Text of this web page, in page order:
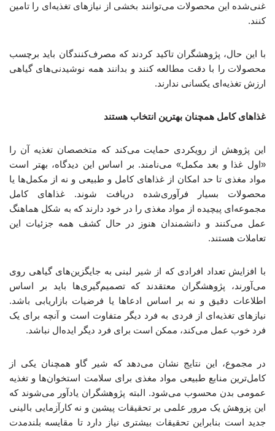
غنی‌شده این محصولات می‌توانند بخشی از نیازهای تغذیه‌ای را تامین
کنند.
با این حال، پژوهشگران تاکید کردند که مصرف‌کنندگان باید برچسب
محصولات را با دقت مطالعه کنند و بدانند همه نوشیدنی‌های گیاهی
ارزش تغذیه‌ای یکسانی ندارند.
غذاهای کامل همچنان بهترین انتخاب هستند
این پژوهش از رویکردی حمایت می‌کند که متخصصان تغذیه آن را
«اول غذا و بعد مکمل» می‌نامند. بر اساس این دیدگاه، بهتر است
مواد مغذی تا حد امکان از غذاهای کامل و طبیعی و نه از مکمل‌ها یا
محصولات بسیار فرآوری‌شده دریافت شوند. غذاهای کامل
مجموعه‌ای پیچیده از مواد مغذی را در خود دارند که به شکل هماهنگ
عمل می‌کنند و دانشمندان هنوز در حال کشف همه جزئیات این
تعاملات هستند.
با افزایش تعداد افرادی که از شیر لبنی به جایگزین‌های گیاهی روی
می‌آورند، پژوهشگران معتقدند که تصمیم‌گیری‌ها باید بر اساس
اطلاعات دقیق و نه بر اساس ادعاها یا فرضیات بازاریابی باشد.
نیازهای تغذیه‌ای از فردی به فرد دیگر متفاوت است و آنچه برای یک
فرد خوب عمل می‌کند، ممکن است برای فرد دیگر ایده‌ال نباشد.
در مجموع، این نتایج نشان می‌دهد که شیر گاو همچنان یکی از
کامل‌ترین منابع طبیعی مواد مغذی برای سلامت استخوان‌ها و تغذیه
عمومی بدن محسوب می‌شود. البته پژوهشگران یادآور می‌شوند که
این پزوهش یک مرور علمی بر تحقیقات پیشین و نه کارآزمایی بالینی
جدید است بنابراین تحقیقات بیشتری نیاز دارد تا مقایسه بلندمدت